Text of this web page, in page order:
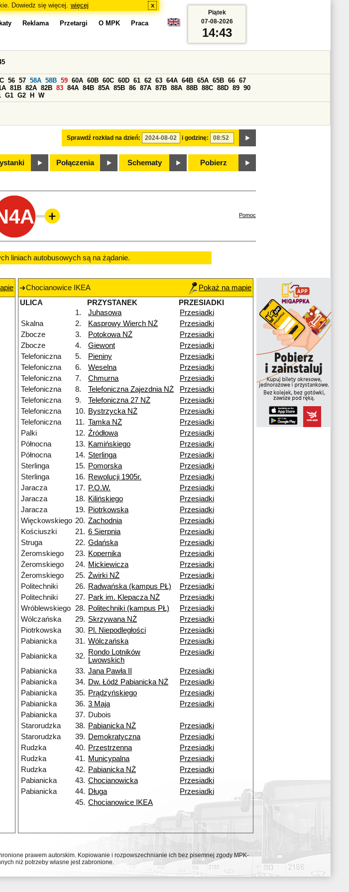
Dowiedz się więcej. więcej x
Reklama Przetargi O MPK Praca
Sprawdź rozkład na dzień: i godzinę:
56 57 58A 58B 59 60A 60B 60C 60D 61 62 63 64A 64B 65A 65B 66 67
81B 82A 82B 83 84A 84B 85A 85B 86 87A 87B 88A 88B 88C 88D 89 90
G1 G2 H W
Połączenia Schematy Pobierz
Piątek
07-08-2026
14:43
Pomoc
liniach autobusowych są na żądanie.
Chocianowice IKEA
Pokaż na mapie
ULICA
PRZYSTANEK
PRZESIADKI
1.
Juhasowa
Przesiadki
Skalna
2. Kasprowy Wierch NŻ
Przesiadki
Zbocze
3. Potokowa NŻ
Przesiadki
Zbocze
4. Giewont
Przesiadki
Telefoniczna
5. Pieniny
Przesiadki
Telefoniczna
6. Weselna
Przesiadki
Telefoniczna
7. Chmurna
Przesiadki
Telefoniczna
8. Telefoniczna Zajezdnia NŻ
Przesiadki
Telefoniczna
9. Telefoniczna 27 NŻ
Przesiadki
Telefoniczna
10. Bystrzycka NŻ
Przesiadki
Telefoniczna
11. Tamka NŻ
Przesiadki
Palki
12. Źródłowa
Przesiadki
Północna
13. Kamińskiego
Przesiadki
Północna
14. Sterlinga
Przesiadki
Sterlinga
15. Pomorska
Przesiadki
Sterlinga
16. Rewolucji 1905r.
Przesiadki
Jaracza
17. P.O.W.
Przesiadki
Jaracza
18. Kilińskiego
Przesiadki
Jaracza
19. Piotrkowska
Przesiadki
Więckowskiego 20. Zachodnia
Przesiadki
Kościuszki
21. 6 Sierpnia
Przesiadki
Struga
22. Gdańska
Przesiadki
Żeromskiego
23. Kopernika
Przesiadki
Żeromskiego
24. Mickiewicza
Przesiadki
Żeromskiego
25. Żwirki NŻ
Przesiadki
Politechniki
26. Radwańska (kampus PŁ)
Przesiadki
Politechniki
27. Park im. Klepacza NŻ
Przesiadki
Wróblewskiego
28. Politechniki (kampus PŁ)
Przesiadki
Wólczańska
29. Skrzywana NŻ
Przesiadki
Piotrkowska
30. Pl. Niepodległości
Przesiadki
Pabianicka
31. Wólczańska
Przesiadki
Pabianicka
32. Rondo Lotników
Lwowskich
Przesiadki
Pabianicka 33. Jana Pawła II
Przesiadki
Pabianicka
34. Dw. Łódź Pabianicka NŻ
Przesiadki
Pabianicka
35. Prądzyńskiego
Przesiadki
Pabianicka
36. 3 Maja
Przesiadki
Pabianicka
37. Dubois
Starorudzka
38. Pabianicka NŻ
Przesiadki
Starorudzka
39. Demokratyczna
Przesiadki
Rudzka
40. Przestrzenna
Przesiadki
Rudzka
41. Municypalna
Przesiadki
Rudzka
42. Pabianicka NŻ
Przesiadki
Pabianicka
43. Chocianowicka
Przesiadki
Pabianicka
44. Długa
Przesiadki
45. Chocianowice IKEA
prawem autorskim. Kopiowanie i rozpowszechnianie ich bez pisemnej zgody MPK-
niż potrzeby własne jest zabronione.